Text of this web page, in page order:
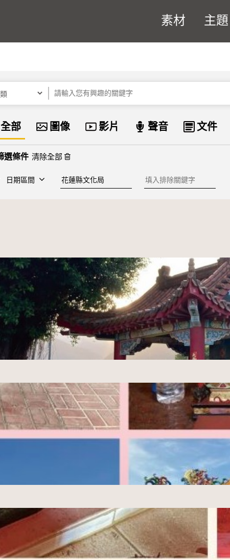
素材 主題
關鍵字
資料類型
全部 圖像 影片 聲音 文件
清除全部
日期區間 建檔單位 排除關鍵字